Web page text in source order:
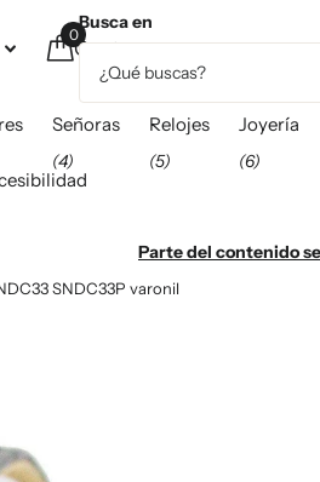
Busca en
Cesta
0
Señoras
(4)
Relojes
(5)
Joyería
(6)
Parte del contenido
SNDC33P varonil